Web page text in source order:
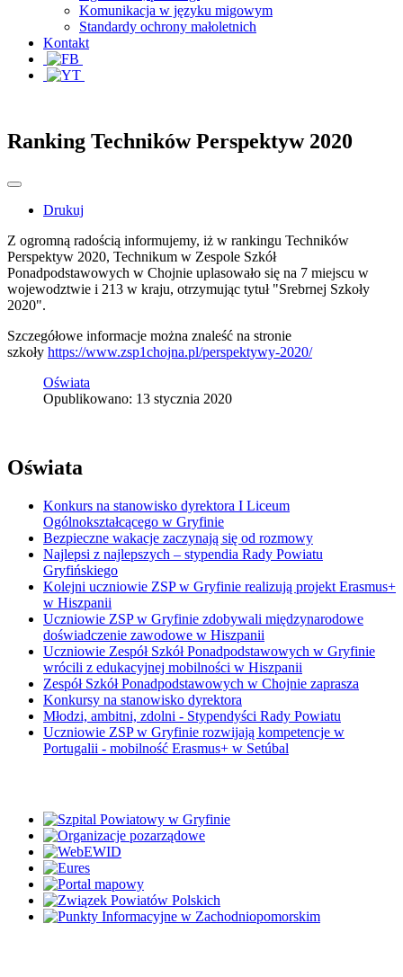
Komunikacja w języku migowym
Standardy ochrony małoletnich
Kontakt
Ranking Techników Perspektyw 2020
Drukuj
Z ogromną radością informujemy, iż w rankingu Techników
Perspektyw 2020, Technikum w Zespole Szkół
Ponadpodstawowych w Chojnie uplasowało się na 7 miejscu w
wojewodztwie i 213 w kraju, otrzymując tytuł "Srebrnej Szkoły
2020".
Szczegółowe informacje można znaleść na stronie
szkoły https://www.zsp1chojna.pl/perspektywy-2020/
Oświata
Opublikowano: 13 stycznia 2020
Oświata
Konkurs na stanowisko dyrektora I Liceum
Ogólnokształcącego w Gryfinie
Bezpieczne wakacje zaczynają się od rozmowy
Najlepsi z najlepszych – stypendia Rady Powiatu
Gryfińskiego
Kolejni uczniowie ZSP w Gryfinie realizują projekt Erasmus+
w Hiszpanii
Uczniowie ZSP w Gryfinie zdobywali międzynarodowe
doświadczenie zawodowe w Hiszpanii
Uczniowie Zespół Szkół Ponadpodstawowych w Gryfinie
wrócili z edukacyjnej mobilności w Hiszpanii
Zespół Szkół Ponadpodstawowych w Chojnie zaprasza
Konkursy na stanowisko dyrektora
Młodzi, ambitni, zdolni - Stypendyści Rady Powiatu
Uczniowie ZSP w Gryfinie rozwijają kompetencje w
Portugalii - mobilność Erasmus+ w Setúbal